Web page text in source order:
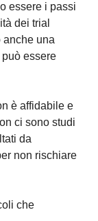
essere i passi
dei trial
una
essere
è affidabile e
ci sono studi
da
non rischiare
che